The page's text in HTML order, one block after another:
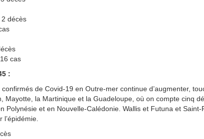
décès
cas
:
de Covid-19 en Outre-mer continue d’augmenter,
Mayotte, la Martinique et la Guadeloupe, où on compte cinq
Polynésie et en Nouvelle-Calédonie. Wallis et Futuna et Saint-